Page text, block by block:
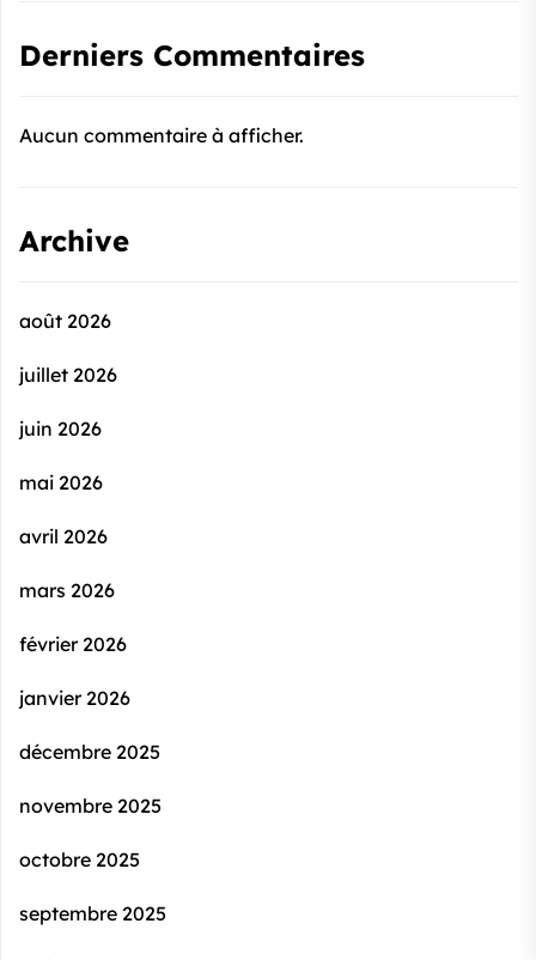
Derniers Commentaires
Aucun commentaire à afficher.
Archive
août 2026
juillet 2026
juin 2026
mai 2026
avril 2026
mars 2026
février 2026
janvier 2026
décembre 2025
novembre 2025
octobre 2025
septembre 2025